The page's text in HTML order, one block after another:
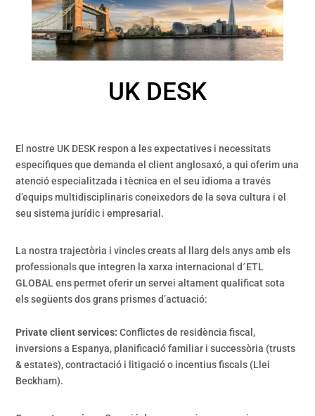
UK DESK
El nostre UK DESK respon a les expectatives i necessitats
específiques que demanda el client anglosaxó, a qui oferim una
atenció especialitzada i tècnica en el seu idioma a través
d’equips multidisciplinaris coneixedors de la seva cultura i el
seu sistema jurídic i empresarial.
La nostra trajectòria i vincles creats al llarg dels anys amb els
professionals que integren la xarxa internacional d´ETL
GLOBAL ens permet oferir un servei altament qualificat sota
els següents dos grans prismes d’actuació:
Private client services:Conflictes de residència fiscal,
inversions a Espanya, planificació familiar i successòria (trusts
& estates), contractació i litigació o incentius fiscals (Llei
Beckham).